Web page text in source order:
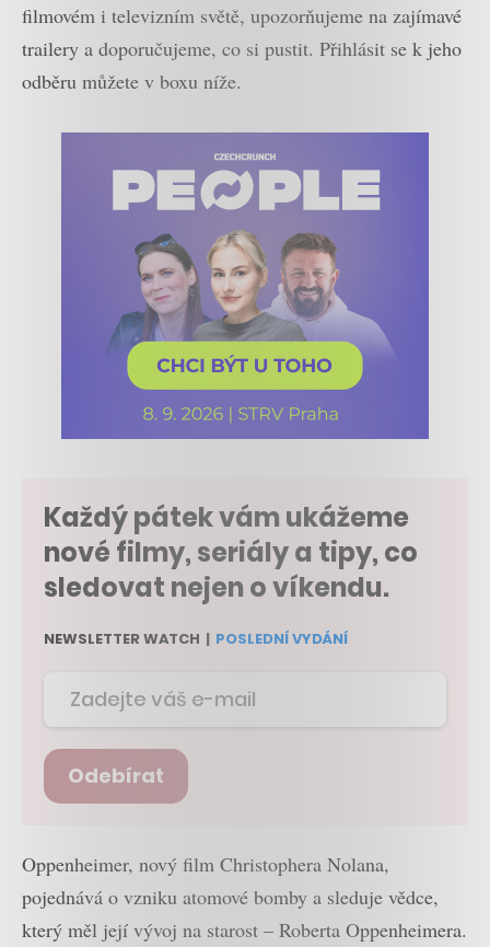
filmovém i televizním světě, upozorňujeme na zajímavé
trailery a doporučujeme, co si pustit. Přihlásit se k jeho
odběru můžete v boxu níže.
Každý pátek vám ukážeme
nové filmy, seriály a tipy, co
sledovat nejen o víkendu.
NEWSLETTER WATCH | POSLEDNÍ VYDÁNÍ
Odebírat
Oppenheimer, nový film Christophera Nolana,
pojednává o vzniku atomové bomby a sleduje vědce,
který měl její vývoj na starost – Roberta Oppenheimera.